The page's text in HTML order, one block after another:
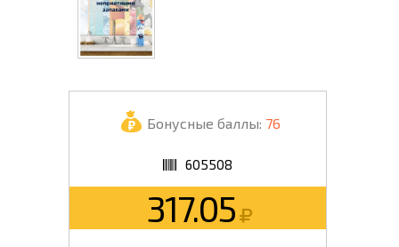
Бонусные баллы: 76
605508
317.05